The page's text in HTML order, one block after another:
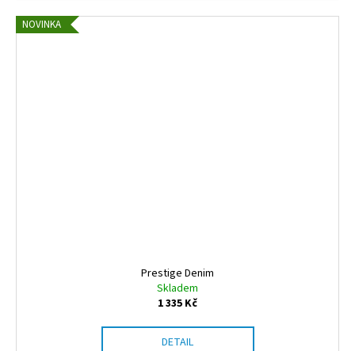
NOVINKA
Prestige Denim
Skladem
1 335 Kč
DETAIL